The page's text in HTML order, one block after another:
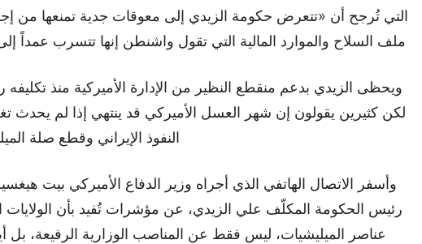
التي تُرجح أن «تتعرض حكومة الزيدي إلى معوقات جدية تمنعها من
ملف السلاح والموارد المالية التي تقول واشنطن إنها تتسرب عمداً
ويحظى الزيدي بدعم منقطع النظير من الإدارة الأميركية منذ
لكن كثيرين يقولون إن شهر العسل الأميركي قد ينتهي إذا لم يحدث
النفوذ الإيراني وقطع صلة
وأسفر الاتصال الهاتفي الذي أجراه وزير الدفاع الأميركي بيت
رئيس الحكومة المكلّف علي الزيدي، عن مؤشرات تُفيد بأن الولايات
عناصر الميليشيات، ليس فقط عن المناصب الوزارية الرفيعة، بل